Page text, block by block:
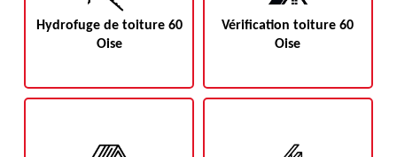
Hydrofuge de toiture 60
Oise
Vérification toiture 60
Oise